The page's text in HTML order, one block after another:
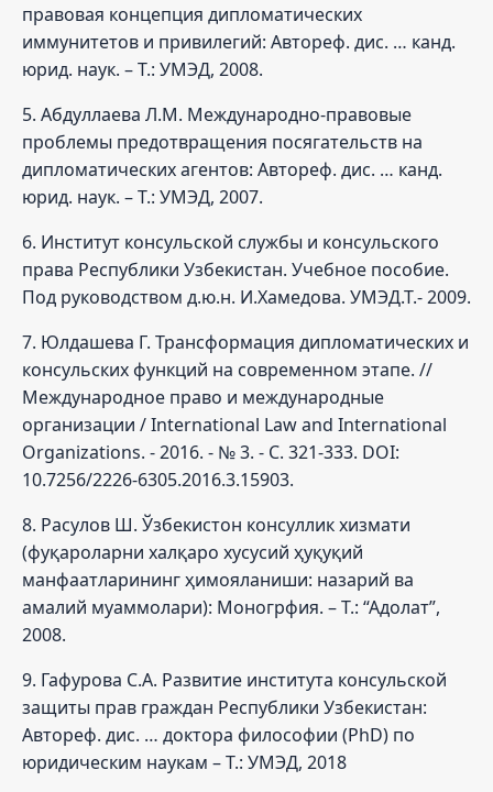
правовая концепция дипломатических
иммунитетов и привилегий: Автореф. дис. … канд.
юрид. наук. – Т.: УМЭД, 2008.
5. Абдуллаева Л.М. Международно-правовые
проблемы предотвращения посягательств на
дипломатических агентов: Автореф. дис. … канд.
юрид. наук. – Т.: УМЭД, 2007.
6. Институт консульской службы и консульского
права Республики Узбекистан. Учебное пособие.
Под руководством д.ю.н. И.Хамедова. УМЭД.Т.- 2009.
7. Юлдашева Г. Трансформация дипломатических и
консульских функций на современном этапе. //
Международное право и международные
организации / International Law and International
Organizations. - 2016. - № 3. - C. 321-333. DOI:
10.7256/2226-6305.2016.3.15903.
8. Расулов Ш. Ўзбекистон консуллик хизмати
(фуқароларни халқаро хусусий ҳуқуқий
манфаатларининг ҳимояланиши: назарий ва
амалий муаммолари): Моногрфия. – Т.: “Адолат”,
2008.
9. Гафурова С.А. Развитие института консульской
защиты прав граждан Республики Узбекистан:
Автореф. дис. … доктора философии (PhD) по
юридическим наукам – Т.: УМЭД, 2018